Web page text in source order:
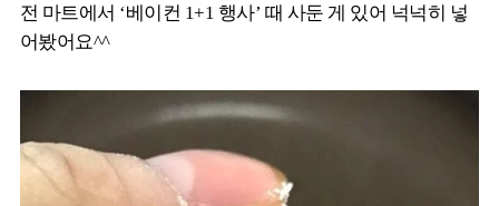
전 마트에서 ‘베이컨 1+1 행사’ 때 사둔 게 있어 넉넉히 넣
어봤어요^^